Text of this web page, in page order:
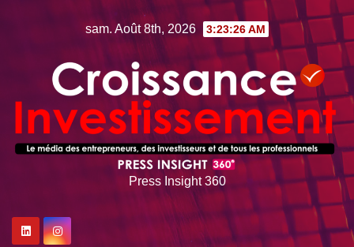
sam. Août 8th, 2026 3:23:27 AM
Press Insight 360